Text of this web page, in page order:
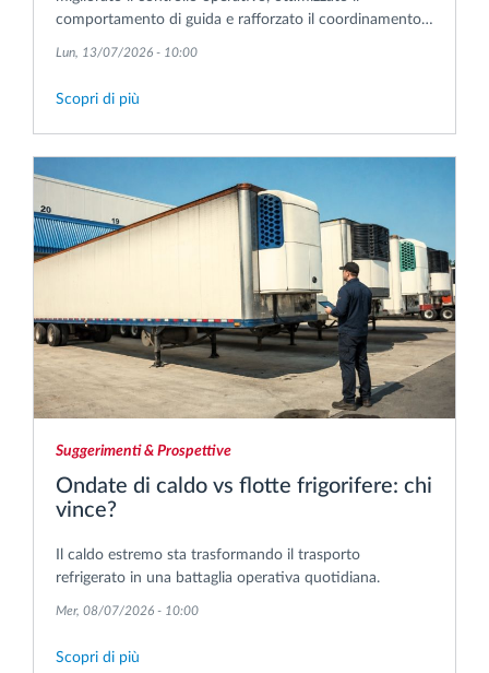
comportamento di guida e rafforzato il coordinamento
Lun, 13/07/2026 - 10:00
Scopri di più
Suggerimenti & Prospettive
Ondate di caldo vs flotte frigorifere: chi
vince?
Il caldo estremo sta trasformando il trasporto
refrigerato in una battaglia operativa quotidiana.
Mer, 08/07/2026 - 10:00
Scopri di più